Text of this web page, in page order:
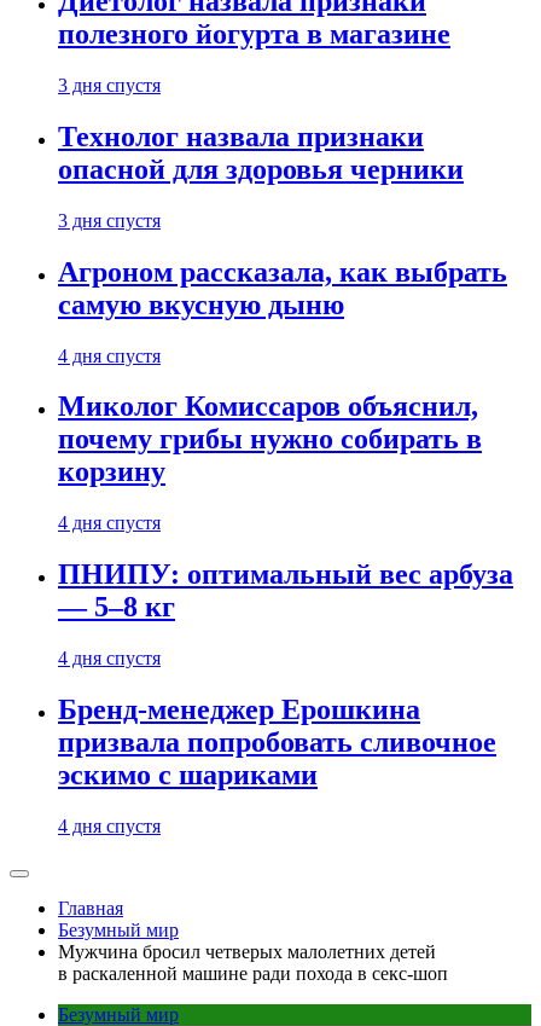
полезного йогурта в магазине
3 дня спустя
Технолог назвала признаки
опасной для здоровья черники
3 дня спустя
Агроном рассказала, как выбрать
самую вкусную дыню
4 дня спустя
Миколог Комиссаров объяснил,
почему грибы нужно собирать в
корзину
4 дня спустя
ПНИПУ: оптимальный вес арбуза
— 5–8 кг
4 дня спустя
Бренд-менеджер Ерошкина
призвала попробовать сливочное
эскимо с шариками
4 дня спустя
Главная
Безумный мир
Мужчина бросил четверых малолетних детей
в раскаленной машине ради похода в секс-шоп
Безумный мир